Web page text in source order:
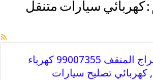
كهربائي سيارات متنقل
بنشر متنقل | كراج المنقف 99007355 كهرباء
تصليح سيارات